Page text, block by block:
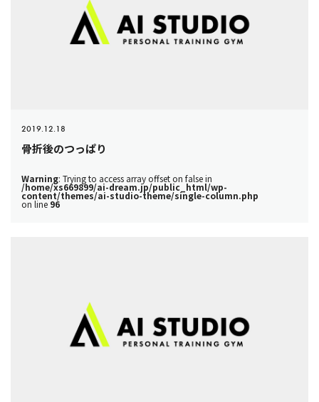
2019.12.18
骨折後のつっぱり
Warning: Trying to access array offset on false in
/home/xs669899/ai-dream.jp/public_html/wp-
content/themes/ai-studio-theme/single-column.php
on line 96